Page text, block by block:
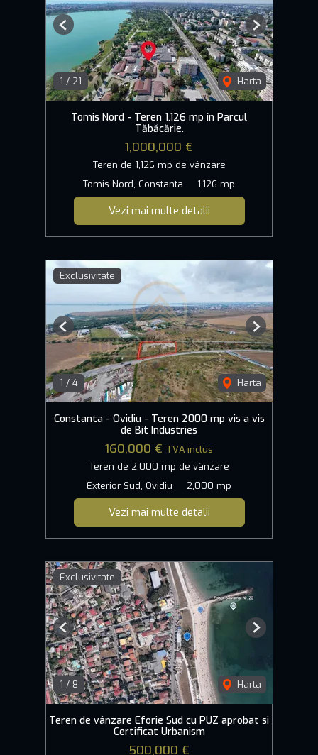
1 / 21 Harta
Previous Next
Tomis Nord - Teren 1.126 mp în Parcul
Tăbăcărie.
1,000,000 €
Teren de 1,126 mp de vânzare
Tomis Nord, Constanta
1,126 mp
Vezi mai multe detalii
Exclusivitate
1 / 4 Harta
Previous Next
Constanta - Ovidiu - Teren 2000 mp vis a vis
de Bit Industries
160,000 € TVA inclus
Teren de 2,000 mp de vânzare
Exterior Sud, Ovidiu
2,000 mp
Vezi mai multe detalii
Exclusivitate
1 / 8 Harta
Previous Next
Teren de vânzare Eforie Sud cu PUZ aprobat si
Certificat Urbanism
500,000 €